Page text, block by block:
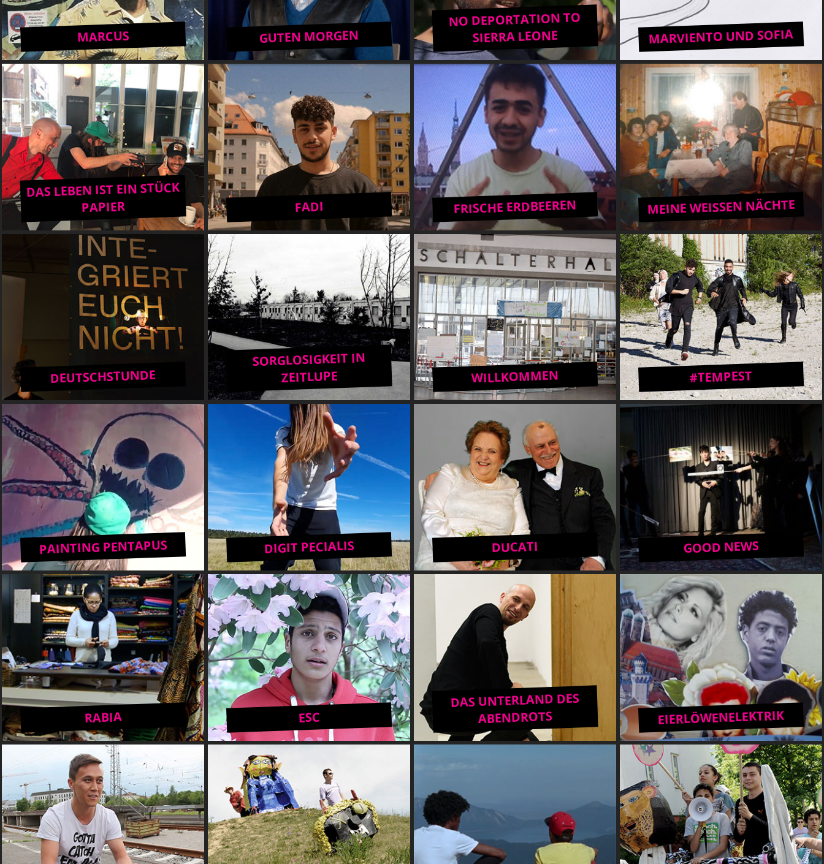
MARCUS GUTEN MORGEN
NO DEPORTATION TO
SIERRA LEONE MARVIENTO UND SOFIA
DAS LEBEN IST EIN STÜCK
PAPIER FADI FRISCHE ERDBEEREN MEINE WEISSEN NÄCHTE
DEUTSCHSTUNDE
SORGLOSIGKEIT IN
ZEITLUPE WILLKOMMEN #TEMPEST
PAINTING PENTAPUS DIGIT PECIALIS DUCATI GOOD NEWS
RABIA ESC
DAS UNTERLAND DES
ABENDROTS EIERLÖWENELEKTRIK